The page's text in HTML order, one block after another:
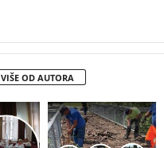
VIŠE OD AUTORA